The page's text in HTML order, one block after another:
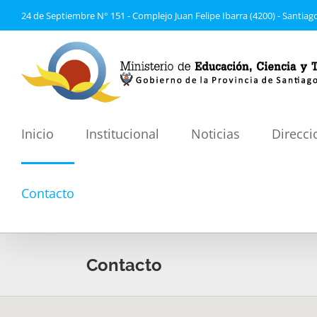
al
24 de Septiembre N° 151 - Complejo Juan Felipe Ibarra (4200) -
Inicio Institucional Noticias
Contacto
Contacto